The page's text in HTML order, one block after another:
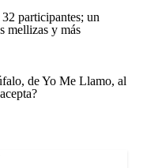
participantes; un
mellizas y más
de Yo Me Llamo, al